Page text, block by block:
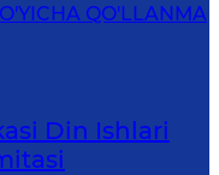
QO'LLANMA
Din Ishlаri